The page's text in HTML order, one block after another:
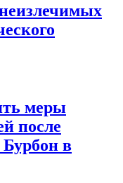
меры
после
в